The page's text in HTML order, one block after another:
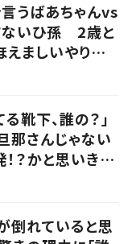
うばあちゃんvs
ないひ孫 2歳と
ましいやり取り
靴下、誰の？」
那さんじゃない
！？かと思いき
倒れていると思